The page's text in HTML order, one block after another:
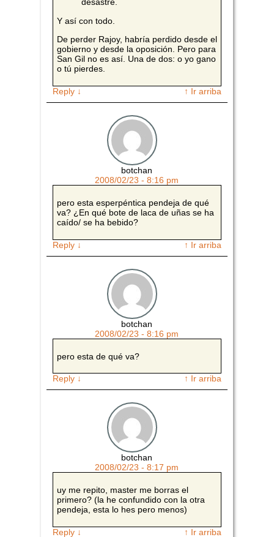
desastre.
Y así con todo.
De perder Rajoy, habría perdido desde el
gobierno y desde la oposición. Pero para
San Gil no es así. Una de dos: o yo gano
o tú pierdes.
Reply ↓ ↑ Ir arriba
botchan
2008/02/23 - 8:16 pm
pero esta esperpéntica pendeja de qué
va? ¿En qué bote de laca de uñas se ha
caído/ se ha bebido?
Reply ↓ ↑ Ir arriba
botchan
2008/02/23 - 8:16 pm
pero esta de qué va?
Reply ↓ ↑ Ir arriba
botchan
2008/02/23 - 8:17 pm
uy me repito, master me borras el
primero? (la he confundido con la otra
pendeja, esta lo hes pero menos)
Reply ↓ ↑ Ir arriba